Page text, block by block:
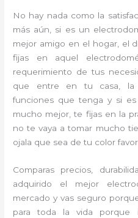
No hay nada como la
más aún, si es un
mejor amigo en el hogar, el
fijas en aquel
requerimiento de tus
que entre en tu casa, la
funciones que tenga y si
mucho mejor, te fijas en la
no te vaya a tomar mucho
ojala que sea de tu color
Comparas precios,
adquirido el mejor
mercado y vas seguro
para toda la vida porque